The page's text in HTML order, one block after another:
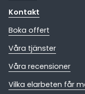
Kontakt
Boka offert
Våra tjänster
Våra recensioner
Vilka elarbeten får